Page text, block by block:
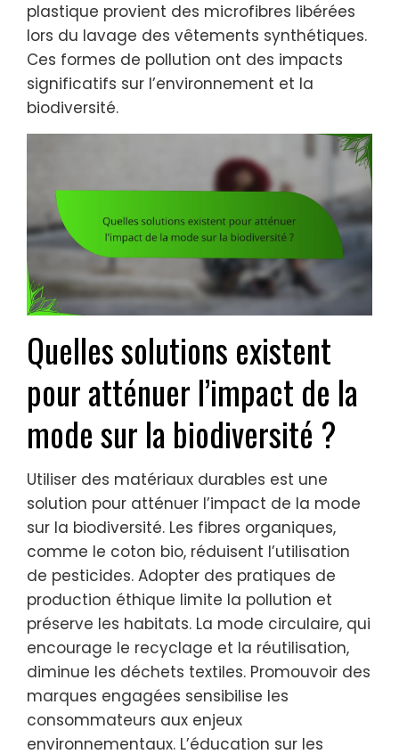
plastique provient des microfibres libérées
lors du lavage des vêtements synthétiques.
Ces formes de pollution ont des impacts
significatifs sur l’environnement et la
biodiversité.
Quelles solutions existent
pour atténuer l’impact de la
mode sur la biodiversité ?
Utiliser des matériaux durables est une
solution pour atténuer l’impact de la mode
sur la biodiversité. Les fibres organiques,
comme le coton bio, réduisent l’utilisation
de pesticides. Adopter des pratiques de
production éthique limite la pollution et
préserve les habitats. La mode circulaire, qui
encourage le recyclage et la réutilisation,
diminue les déchets textiles. Promouvoir des
marques engagées sensibilise les
consommateurs aux enjeux
environnementaux. L’éducation sur les